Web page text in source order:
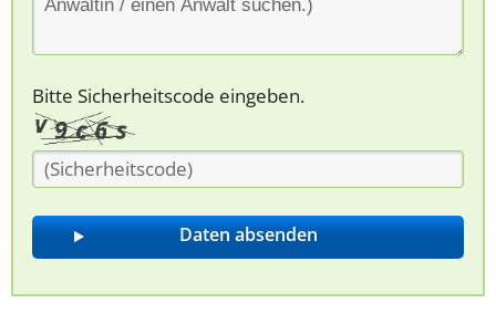
Bitte Sicherheitscode eingeben.